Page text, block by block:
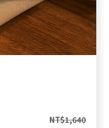
NT$1,640